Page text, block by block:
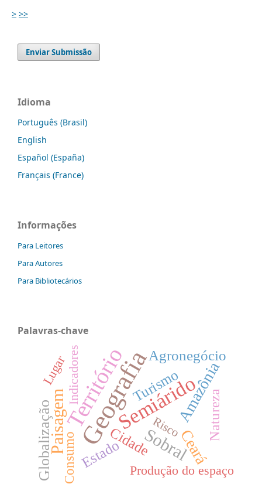
> >>
Enviar Submissão
Idioma
Português (Brasil)
English
Español (España)
Français (France)
Informações
Para Leitores
Para Autores
Para Bibliotecários
Palavras-chave
Geografia
TerritórioSemiárido
Sobral
Paisagem Ceará
Amazônia
Globalização
Agronegócio
Turismo
Cidade
Natureza
Estado
Consumo
Indicadores
Produção do espaço
Lugar
Risco